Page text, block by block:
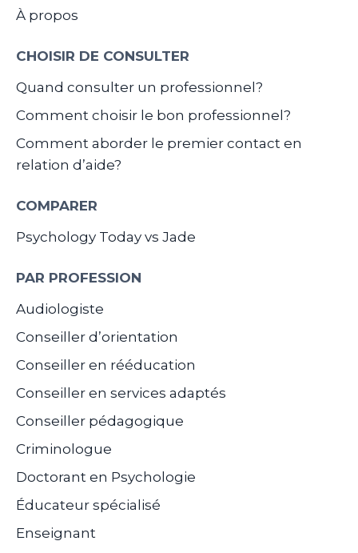
À propos
CHOISIR DE CONSULTER
Quand consulter un professionnel?
Comment choisir le bon professionnel?
Comment aborder le premier contact en
relation d’aide?
COMPARER
Psychology Today vs Jade
PAR PROFESSION
Audiologiste
Conseiller d’orientation
Conseiller en rééducation
Conseiller en services adaptés
Conseiller pédagogique
Criminologue
Doctorant en Psychologie
Éducateur spécialisé
Enseignant